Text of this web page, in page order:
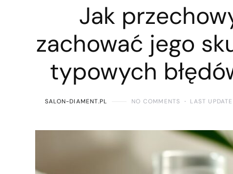
Jak
zachować jego
typowych
SALON-DIAMENT.PL NO COMMENTS LAST